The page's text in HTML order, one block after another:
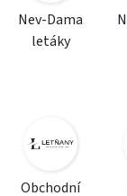
Nev-Dama
letáky
Obchodní